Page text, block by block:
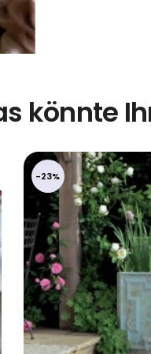
könnte
-23%